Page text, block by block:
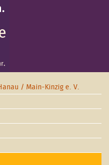
/ Main-Kinzig e. V.